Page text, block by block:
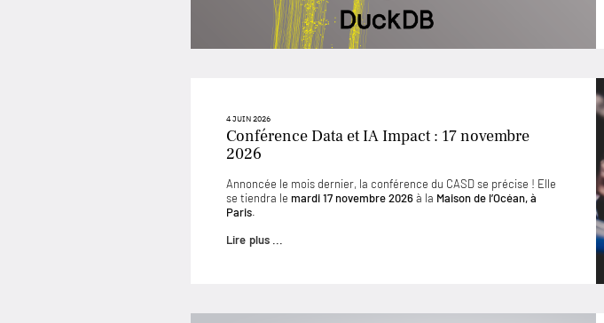
4 JUIN 2026
Conférence Data et IA Impact : 17 novembre
2026
Annoncée le mois dernier, la conférence du CASD se précise ! Elle
se tiendra le mardi 17 novembre 2026à la Maison de l’Océan, à
Paris.
Lire plus ...